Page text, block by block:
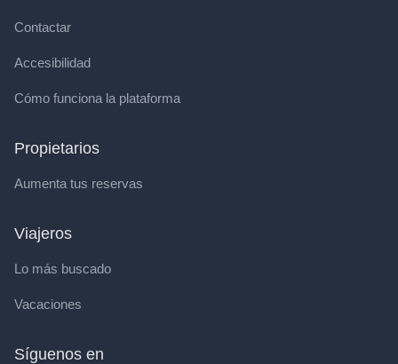
Contactar
Accesibilidad
Cómo funciona la plataforma
Propietarios
Aumenta tus reservas
Viajeros
Lo más buscado
Vacaciones
Síguenos en